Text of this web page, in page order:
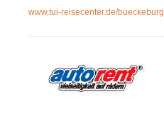
www.tui-reisecenter.de/bueckeburg